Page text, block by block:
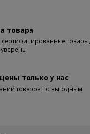
товара
сертифицированные товары,
уверены
только у нас
товаров по выгодным